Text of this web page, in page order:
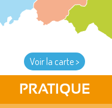
Voir la carte >
PRATIQUE